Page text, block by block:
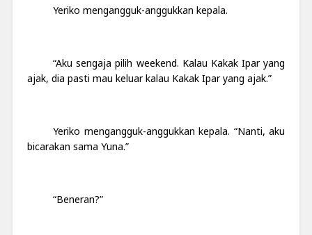
Yeriko mengangguk-anggukkan kepala.
“Aku sengaja pilih weekend. Kalau Kakak Ipar yang
ajak, dia pasti mau keluar kalau Kakak Ipar yang ajak.”
Yeriko mengangguk-anggukkan kepala. “Nanti, aku
bicarakan sama Yuna.”
“Beneran?”